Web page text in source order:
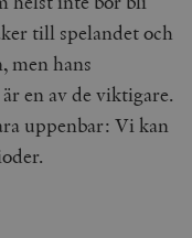
till spelandet och
men hans
en av de viktigare.
uppenbar: Vi kan
Leverantör